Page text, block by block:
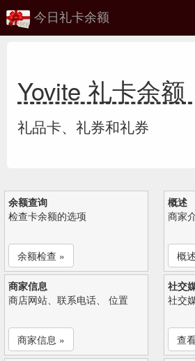
今日礼卡余额
Yovite 礼卡余额
礼品卡、礼券和礼券
余额查询
检查卡余额的选项
余额检查 »
概述
商家
概
商家信息
商店网站、联系电话、 位置
商家信息 »
社交
社交
查